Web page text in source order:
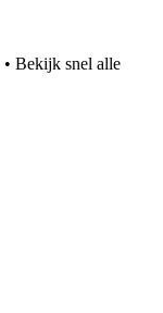
• Bekijk snel alle